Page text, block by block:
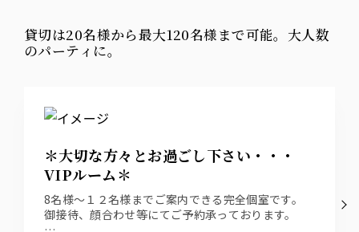
貸切は20名様から最大120名様まで可能。大人数
のパーティに。
＊大切な方々とお過ごし下さい・・・
VIPルーム＊
8名様～１２名様までご案内できる完全個室です。
御接待、顔合わせ等にてご予約承っております。